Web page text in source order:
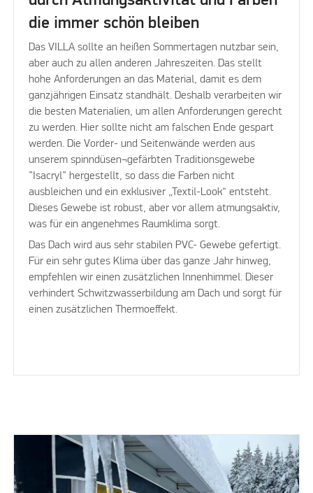
die immer schön bleiben
Das VILLA sollte an heißen Sommertagen nutzbar sein,
aber auch zu allen anderen Jahreszeiten. Das stellt
hohe Anforderungen an das Material, damit es dem
ganzjährigen Einsatz standhält. Deshalb verarbeiten wir
die besten Materialien, um allen Anforderungen gerecht
zu werden. Hier sollte nicht am falschen Ende gespart
werden. Die Vorder- und Seitenwände werden aus
unserem spinndüsen¬gefärbten Traditionsgewebe
”Isacryl” hergestellt, so dass die Farben nicht
ausbleichen und ein exklusiver „Textil-Look“ entsteht.
Dieses Gewebe ist robust, aber vor allem atmungsaktiv,
was für ein angenehmes Raumklima sorgt.
Das Dach wird aus sehr stabilen PVC- Gewebe gefertigt.
Für ein sehr gutes Klima über das ganze Jahr hinweg,
empfehlen wir einen zusätzlichen Innenhimmel. Dieser
verhindert Schwitzwasserbildung am Dach und sorgt für
einen zusätzlichen Thermoeffekt.